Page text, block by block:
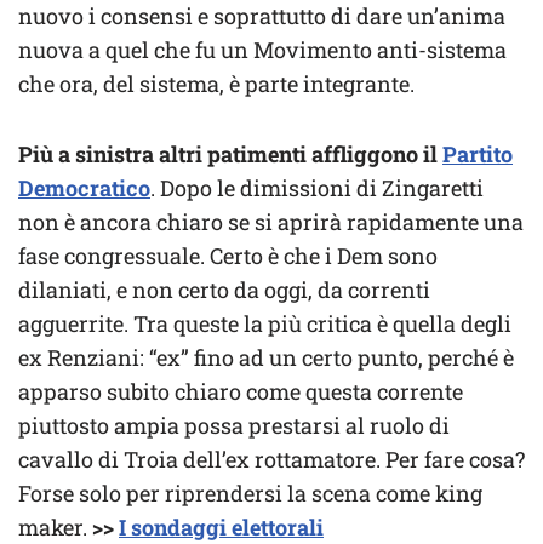
nuovo i consensi e soprattutto di dare un’anima
nuova a quel che fu un Movimento anti-sistema
che ora, del sistema, è parte integrante.
Più a sinistra altri patimenti affliggono ilPartito
Democratico. Dopo le dimissioni di Zingaretti
non è ancora chiaro se si aprirà rapidamente una
fase congressuale. Certo è che i Dem sono
dilaniati, e non certo da oggi, da correnti
agguerrite. Tra queste la più critica è quella degli
ex Renziani: “ex” fino ad un certo punto, perché è
apparso subito chiaro come questa corrente
piuttosto ampia possa prestarsi al ruolo di
cavallo di Troia dell’ex rottamatore. Per fare cosa?
Forse solo per riprendersi la scena come king
maker. >>I sondaggi elettorali